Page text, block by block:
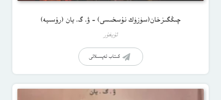
چىڭگىزخان(سۈزۈك نۇسخىسى) – ۋ. گ. يان (رۇسىيە)
ئۇيغۇر
كىتاب تەپسىلاتى